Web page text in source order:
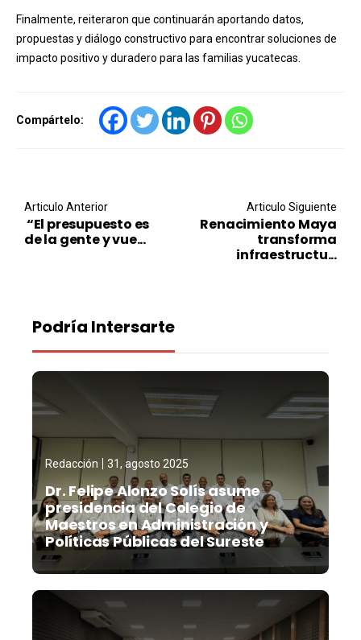
Finalmente, reiteraron que continuarán aportando datos,
propuestas y diálogo constructivo para encontrar soluciones de
impacto positivo y duradero para las familias yucatecas.
Compártelo:
Post navigation
Articulo Anterior
“El presupuesto es
de la gente y vue...
Articulo Siguiente
Renacimiento Maya
transforma
infraestructu...
Podría Intersarte
Redacción 31, agosto 2025
Dr. Felipe Alonzo Solís asume
presidencia del Colegio de
Maestros en Administración y
Políticas Públicas del Sureste